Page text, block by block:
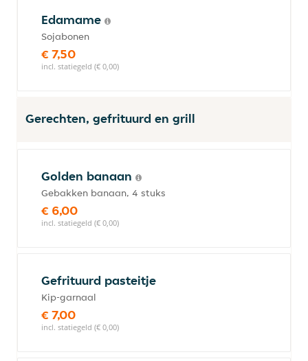
Edamame
Sojabonen
€ 7,50
incl. statiegeld (€ 0,00)
Gerechten, gefrituurd en grill
Golden banaan
Gebakken banaan, 4 stuks
€ 6,00
incl. statiegeld (€ 0,00)
Gefrituurd pasteitje
Kip-garnaal
€ 7,00
incl. statiegeld (€ 0,00)